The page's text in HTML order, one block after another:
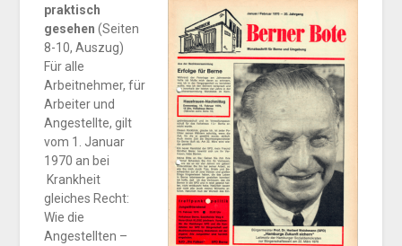
praktisch
gesehen (Seiten
8-10, Auszug)
Für alle
Arbeitnehmer, für
Arbeiter und
Angestellte, gilt
vom 1. Januar
1970 an bei
Krankheit
gleiches Recht:
Wie die
Angestellten –